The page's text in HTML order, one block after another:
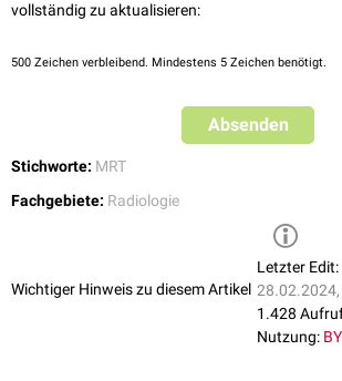
vollständig zu aktualisieren:
500 Zeichen verbleibend. Mindestens 5 Zeichen benötigt.
Absenden
Stichworte: MRT
Fachgebiete: Radiologie
Wichtiger Hinweis zu diesem Artikel
Letzter Edit:
28.02.2024,
1.428
Nutzung: